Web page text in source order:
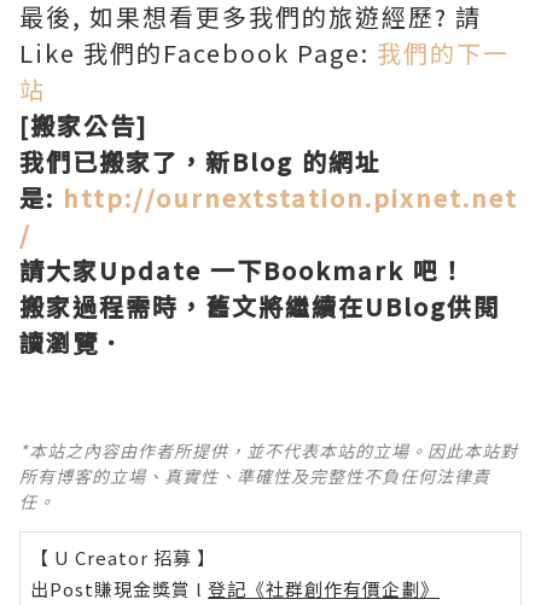
最後, 如果想看更多我們的旅遊經歷? 請
Like 我們的Facebook Page: 我們的下一
站
[搬家公告]
我們已搬家了，新Blog 的網址
是: http://ournextstation.pixnet.net
/
請大家Update 一下Bookmark 吧！
搬家過程需時，舊文將繼續在UBlog供閱
讀瀏覽．
*本站之內容由作者所提供，並不代表本站的立場。因此本站對
所有博客的立場、真實性、準確性及完整性不負任何法律責
任。
【 U Creator 招募 】
出Post賺現金獎賞 l 登記《社群創作有價企劃》